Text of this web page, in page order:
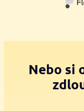
Nebo si